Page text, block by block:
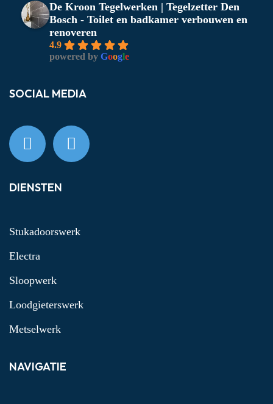
De Kroon Tegelwerken | Tegelzetter Den
Bosch - Toilet en badkamer verbouwen en
renoveren
4.9
powered by Google
SOCIAL MEDIA
DIENSTEN
Stukadoorswerk
Electra
Sloopwerk
Loodgieterswerk
Metselwerk
NAVIGATIE